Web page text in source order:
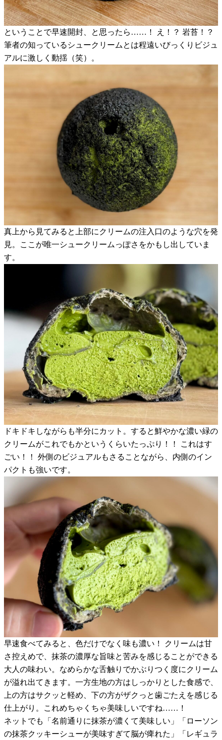
ということで早速開封、と思ったら……！ え！？ 岩苔！？
筆者の知っているシュークリームとは程遠いびっくりビジュ
アルに激しく動揺（笑）。
真上から見てみると上部にクリームの注入口のような穴を発
見。ここが唯一シュークリームっぽさをかもし出していま
す。
ドキドキしながらも半分にカット。すると鮮やかな濃い緑の
クリームがこれでもかというくらいたっぷり！！ これはす
ごい！！ 外側のビジュアルもさることながら、内側のイン
パクトも強いです。
早速食べてみると、色だけでなく味も濃い！ クリームは甘
さ控えめで、抹茶の濃厚な旨味と苦みを感じることができる
大人の味わい。なめらかな舌触りでかぶりつく度にクリーム
が溢れ出てきます。一方生地の方はしっかりとした食感で、
上の方はサクッと軽め、下の方がザクっと歯ごたえを感じる
仕上がり。これめちゃくちゃ美味しいですね……！
ネットでも「名前通りに抹茶が濃くて美味しい」「ローソン
の抹茶クッキーシューが美味すぎて脳が痺れた」「レギュラ